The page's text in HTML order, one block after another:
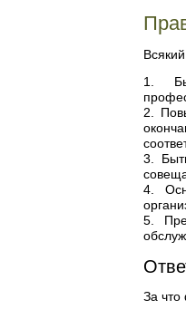
1.
2.
3.
4.
5.
За что